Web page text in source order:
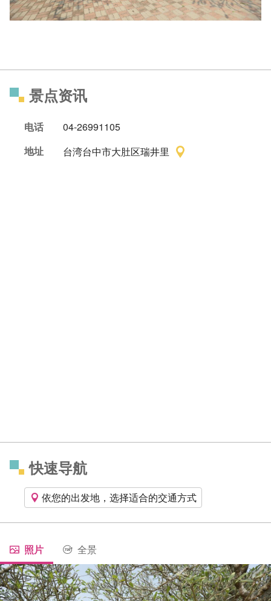
景点资讯
电话
04-26991105
地址
台湾台中市大肚区瑞井里
快速导航
依您的出发地，选择适合的交通方式
照片 全景